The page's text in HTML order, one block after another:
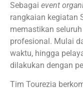
Sebagai event
rangkaian kegiatan
memastikan
profesional. Mulai
waktu, hingga
dilakukan dengan
Tim Tourezia